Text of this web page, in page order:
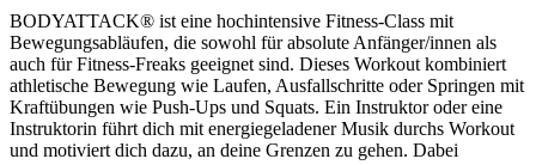
BODYATTACK® ist eine hochintensive Fitness-Class mit
Bewegungsabläufen, die sowohl für absolute Anfänger/innen als
auch für Fitness-Freaks geeignet sind. Dieses Workout kombiniert
athletische Bewegung wie Laufen, Ausfallschritte oder Springen mit
Kraftübungen wie Push-Ups und Squats. Ein Instruktor oder eine
Instruktorin führt dich mit energiegeladener Musik durchs Workout
und motiviert dich dazu, an deine Grenzen zu gehen. Dabei